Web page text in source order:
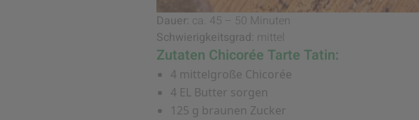
Dauer: ca. 45 – 50 Minuten
Schwierigkeitsgrad: mittel
Zutaten Chicorée Tarte Tatin:
4 mittelgroße Chicorée
4 EL Butter sorgen
125 g braunen Zucker